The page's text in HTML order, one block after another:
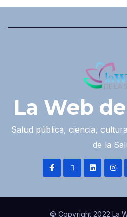
La Web
Salud pública, ciencia,
de la
© Copyright 2022 La